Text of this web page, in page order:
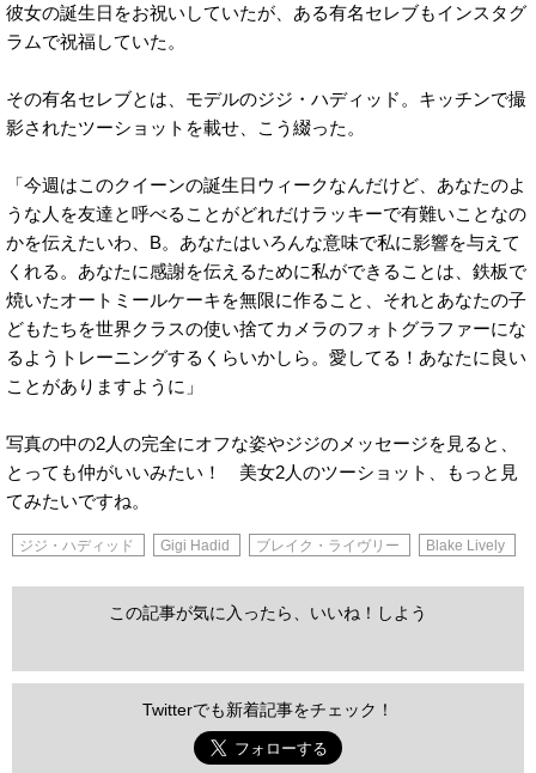
彼女の誕生日をお祝いしていたが、ある有名セレブもインスタグ
ラムで祝福していた。
その有名セレブとは、モデルのジジ・ハディッド。キッチンで撮
影されたツーショットを載せ、こう綴った。
「今週はこのクイーンの誕生日ウィークなんだけど、あなたのよ
うな人を友達と呼べることがどれだけラッキーで有難いことなの
かを伝えたいわ、B。あなたはいろんな意味で私に影響を与えて
くれる。あなたに感謝を伝えるために私ができることは、鉄板で
焼いたオートミールケーキを無限に作ること、それとあなたの子
どもたちを世界クラスの使い捨てカメラのフォトグラファーにな
るようトレーニングするくらいかしら。愛してる！あなたに良い
ことがありますように」
写真の中の2人の完全にオフな姿やジジのメッセージを見ると、
とっても仲がいいみたい！ 美女2人のツーショット、もっと見
てみたいですね。
ジジ・ハディッド Gigi Hadid ブレイク・ライヴリー Blake Lively
この記事が気に入ったら、いいね！しよう
Twitterでも新着記事をチェック！